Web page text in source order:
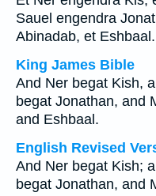
Sauel engendra
Abinadab, et Eshbaal.
King James Bible
And Ner begat Kish,
begat Jonathan, and
and Eshbaal.
English Revised
And Ner begat Kish;
begat Jonathan, and